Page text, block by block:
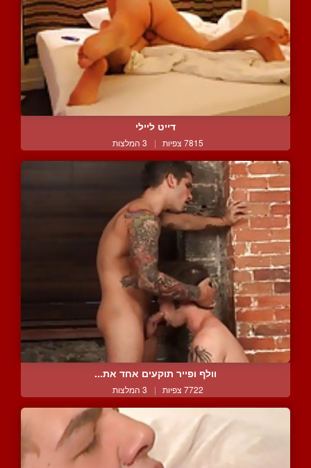
דייט ליילי
7815 צפיות | 3 המלצות
וולף ופייר תוקעים אחד את...
7722 צפיות | 3 המלצות